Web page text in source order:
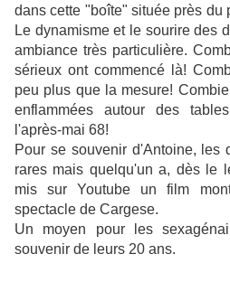
dans cette "boîte" située près du
Le dynamisme et le sourire des
ambiance très particulière.
sérieux ont commencé là!
peu plus que la mesure!
enflammées autour des
l'après-mai 68!
Pour se souvenir d'Antoine, les
rares mais quelqu'un a, dès le
mis sur Youtube un film
spectacle de Cargese.
Un moyen pour les
souvenir de leurs 20 ans.